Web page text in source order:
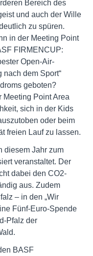
Bereich des
und auch der Wille
zu spüren.
in der Meeting Point
FIRMENCUP:
Open-Air-
nach dem Sport“
geboten?
Point Area
sich in der Kids
oder beim
freien Lauf zu lassen.
diesem Jahr zum
veranstaltet. Der
dabei den CO2-
aus. Zudem
– in den „Wir
Fünf-Euro-Spende
Pfalz der
BASF